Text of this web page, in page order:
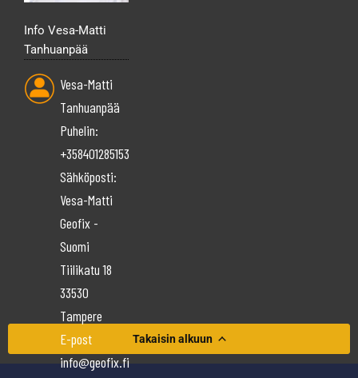
Info Vesa-Matti
Tanhuanpää
Vesa-Matti
Tanhuanpää
Puhelin:
+358401285153
Sähköposti:
Vesa-Matti
Geofix -
Suomi
Tiilikatu 18
33530
Tampere
E-post
info@geofix.fi
Takaisin alkuun